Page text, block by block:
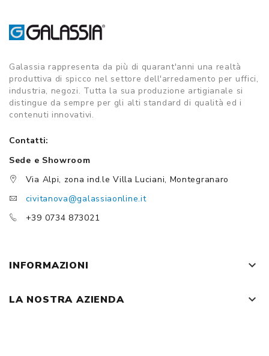
Galassia rappresenta da più di quarant'anni una realtà
produttiva di spicco nel settore dell'arredamento per uffici,
industria, negozi. Tutta la sua produzione artigianale si
distingue da sempre per gli alti standard di qualità ed i
contenuti innovativi.
Contatti:
Sede e Showroom
Via Alpi, zona ind.le Villa Luciani, Montegranaro
civitanova@galassiaonline.it
+39 0734 873021
INFORMAZIONI keyboard_arrow_down
LA NOSTRA AZIENDA keyboard_arrow_down